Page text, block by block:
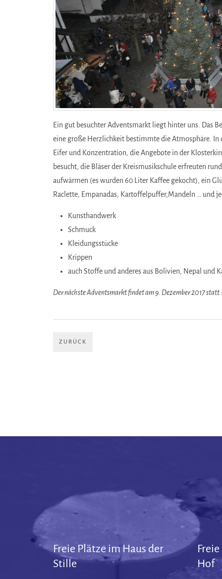
Ein gut besuchter Adventsmarkt liegt hinter uns. Das
eine große Herzlichkeit bestimmte die Atmosphäre.
Eifer und Konzentration, die Angebote in der
besucht, die Bläser der Kreismusikschule erfreuten
aufwärmen (es wurden 60 Liter Kaffee gekocht), ein
Raclette, Empanadas, Kartoffelpuffer,Mandeln … und
Kunsthandwerk
Schmuck
Kleidungsstücke
Krippen
auch Stoffe und anderes aus Bolivien, Nepal und
Der nächste Adventsmarkt findet am 9. Dezember 2017 statt
ZURÜCK
Freie Plätze im Haus der
Stille
Hof